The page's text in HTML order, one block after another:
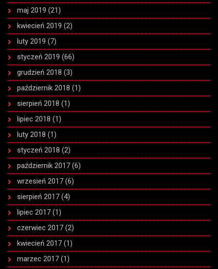
maj 2019 (21)
kwiecień 2019 (2)
luty 2019 (7)
styczeń 2019 (66)
grudzień 2018 (3)
październik 2018 (1)
sierpień 2018 (1)
lipiec 2018 (1)
luty 2018 (1)
styczeń 2018 (2)
październik 2017 (6)
wrzesień 2017 (6)
sierpień 2017 (4)
lipiec 2017 (1)
czerwiec 2017 (2)
kwiecień 2017 (1)
marzec 2017 (1)